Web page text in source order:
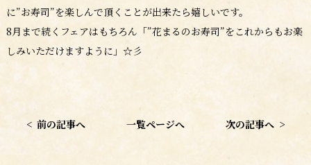
に”お寿司”を楽しんで頂くことが出来たら嬉しいです。
8月まで続くフェアはもちろん「”花まるのお寿司”をこれからもお楽
しみいただけますように」☆彡
< 前の記事へ 一覧ページへ 次の記事へ >